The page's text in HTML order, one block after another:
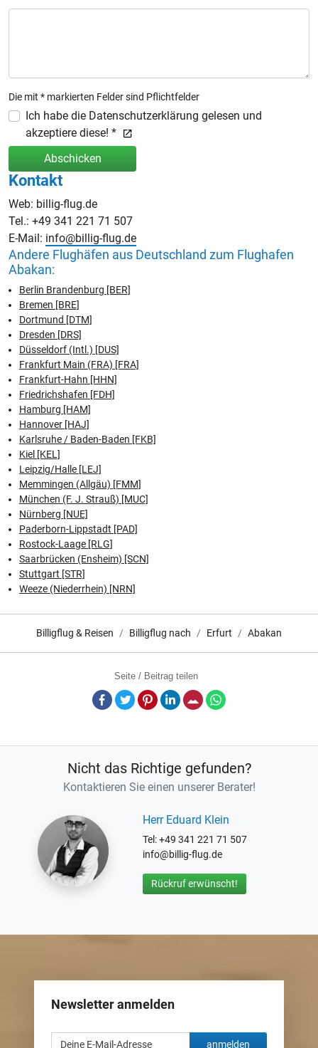
Die mit * markierten Felder sind Pflichtfelder
Ich habe die Datenschutzerklärung gelesen und
akzeptiere diese! *
Abschicken
Kontakt
Web: billig-flug.de
Tel.: +49 341 221 71 507
E-Mail: info@billig-flug.de
Andere Flughäfen aus Deutschland zum Flughafen
Abakan:
Berlin Brandenburg [BER]
Bremen [BRE]
Dortmund [DTM]
Dresden [DRS]
Düsseldorf (Intl.) [DUS]
Frankfurt Main (FRA) [FRA]
Frankfurt-Hahn [HHN]
Friedrichshafen [FDH]
Hamburg [HAM]
Hannover [HAJ]
Karlsruhe / Baden-Baden [FKB]
Kiel [KEL]
Leipzig/Halle [LEJ]
Memmingen (Allgäu) [FMM]
München (F. J. Strauß) [MUC]
Nürnberg [NUE]
Paderborn-Lippstadt [PAD]
Rostock-Laage [RLG]
Saarbrücken (Ensheim) [SCN]
Stuttgart [STR]
Weeze (Niederrhein) [NRN]
Billigflug & Reisen Billigflug nach Erfurt Abakan
Seite / Beitrag teilen
Facebook
TwitterPinterestLinkedInE-Mail
Nicht das Richtige gefunden?
Kontaktieren Sie einen unserer Berater!
Herr Eduard Klein
Tel: +49 341 221 71 507
info@billig-flug.de
Rückruf erwünscht!
Newsletter anmelden
anmelden